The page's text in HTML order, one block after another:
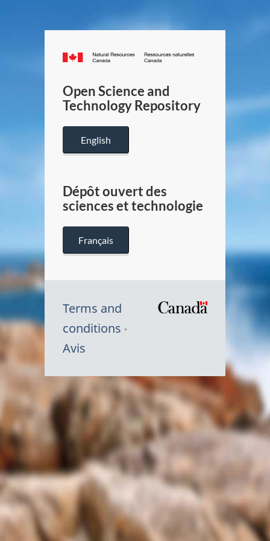
Canada.ca
/
Canada
Open Science and
Technology Repository
English
Dépôt ouvert des
sciences et technologie
Français
Terms and
conditions
Avis
Symbole
du
Canada